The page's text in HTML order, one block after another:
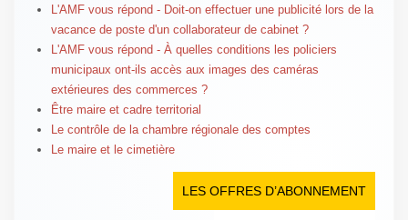
L'AMF vous répond - Doit-on effectuer une publicité lors de la
vacance de poste d'un collaborateur de cabinet ?
L'AMF vous répond - À quelles conditions les policiers
municipaux ont-ils accès aux images des caméras
extérieures des commerces ?
Être maire et cadre territorial
Le contrôle de la chambre régionale des comptes
Le maire et le cimetière
LES OFFRES D’ABONNEMENT